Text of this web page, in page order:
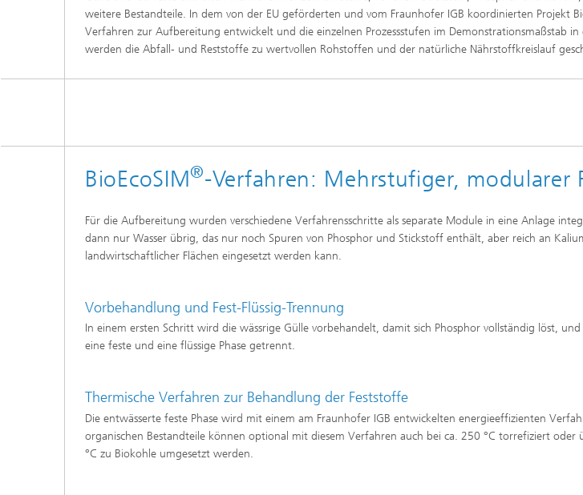
Wirkstoffscreening
weitere Bestandteile. In dem von der EU geförderten und vom Fraunhofer IGB koordinierten Projekt
Verfahren zur Aufbereitung entwickelt und die einzelnen Prozessstufen im Demonstrationsmaßstab
werden die Abfall- und Reststoffe zu wertvollen Rohstoffen und der natürliche Nährstoffkreislauf
BioEcoSIM®-Verfahren: Mehrstufiger, modularer
Für die Aufbereitung wurden verschiedene Verfahrensschritte als separate Module in eine Anlage
dann nur Wasser übrig, das nur noch Spuren von Phosphor und Stickstoff enthält, aber reich an
landwirtschaftlicher Flächen eingesetzt werden kann.
Vorbehandlung und Fest-Flüssig-Trennung
In einem ersten Schritt wird die wässrige Gülle vorbehandelt, damit sich Phosphor vollständig löst,
eine feste und eine flüssige Phase getrennt.
Thermische Verfahren zur Behandlung der Feststoffe
Die entwässerte feste Phase wird mit einem am Fraunhofer IGB entwickelten energieeffizienten
organischen Bestandteile können optional mit diesem Verfahren auch bei ca. 250 °C torrefiziert oder
°C zu Biokohle umgesetzt werden.